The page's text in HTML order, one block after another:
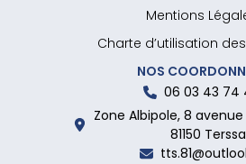
Mentions
Charte d’utilisation
NOS
06 03 43 74
Zone Albipole, 8
81150